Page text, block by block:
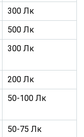
300 Лк
500 Лк
300 Лк
200 Лк
50-100 Лк
50-75 Лк